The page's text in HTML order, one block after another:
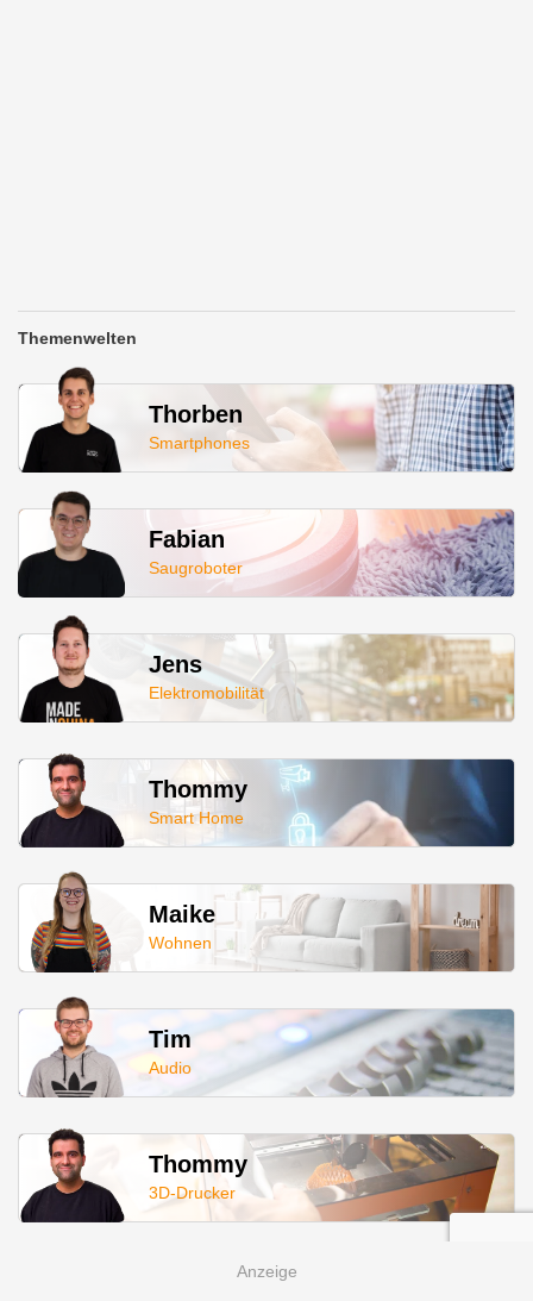
Themenwelten
Thorben
Smartphones
Fabian
Saugroboter
Jens
Elektromobilität
Thommy
Smart Home
Maike
Wohnen
Tim
Audio
Thommy
3D-Drucker